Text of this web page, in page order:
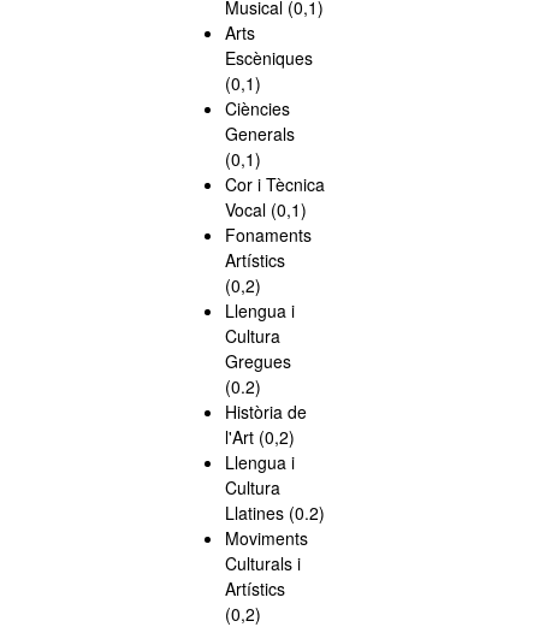
Musical (0,1)
Arts
Escèniques
(0,1)
Ciències
Generals
(0,1)
Cor i Tècnica
Vocal (0,1)
Fonaments
Artístics
(0,2)
Llengua i
Cultura
Gregues
(0.2)
Història de
l'Art (0,2)
Llengua i
Cultura
Llatines (0.2)
Moviments
Culturals i
Artístics
(0,2)